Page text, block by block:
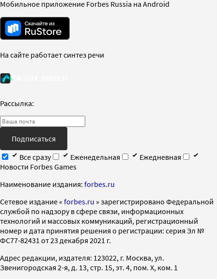
Мобильное приложение Forbes Russia на Android
На сайте работает синтез речи
Рассылка:
Подписаться
Все сразу
Еженедельная
Ежедневная
Новости Forbes Games
Наименование издания: forbes.ru
Cетевое издание « forbes.ru » зарегистрировано Федеральной
службой по надзору в сфере связи, информационных
технологий и массовых коммуникаций, регистрационный
номер и дата принятия решения о регистрации: серия Эл №
ФС77-82431 от 23 декабря 2021 г.
Адрес редакции, издателя: 123022, г. Москва, ул.
Звенигородская 2-я, д. 13, стр. 15, эт. 4, пом. X, ком. 1